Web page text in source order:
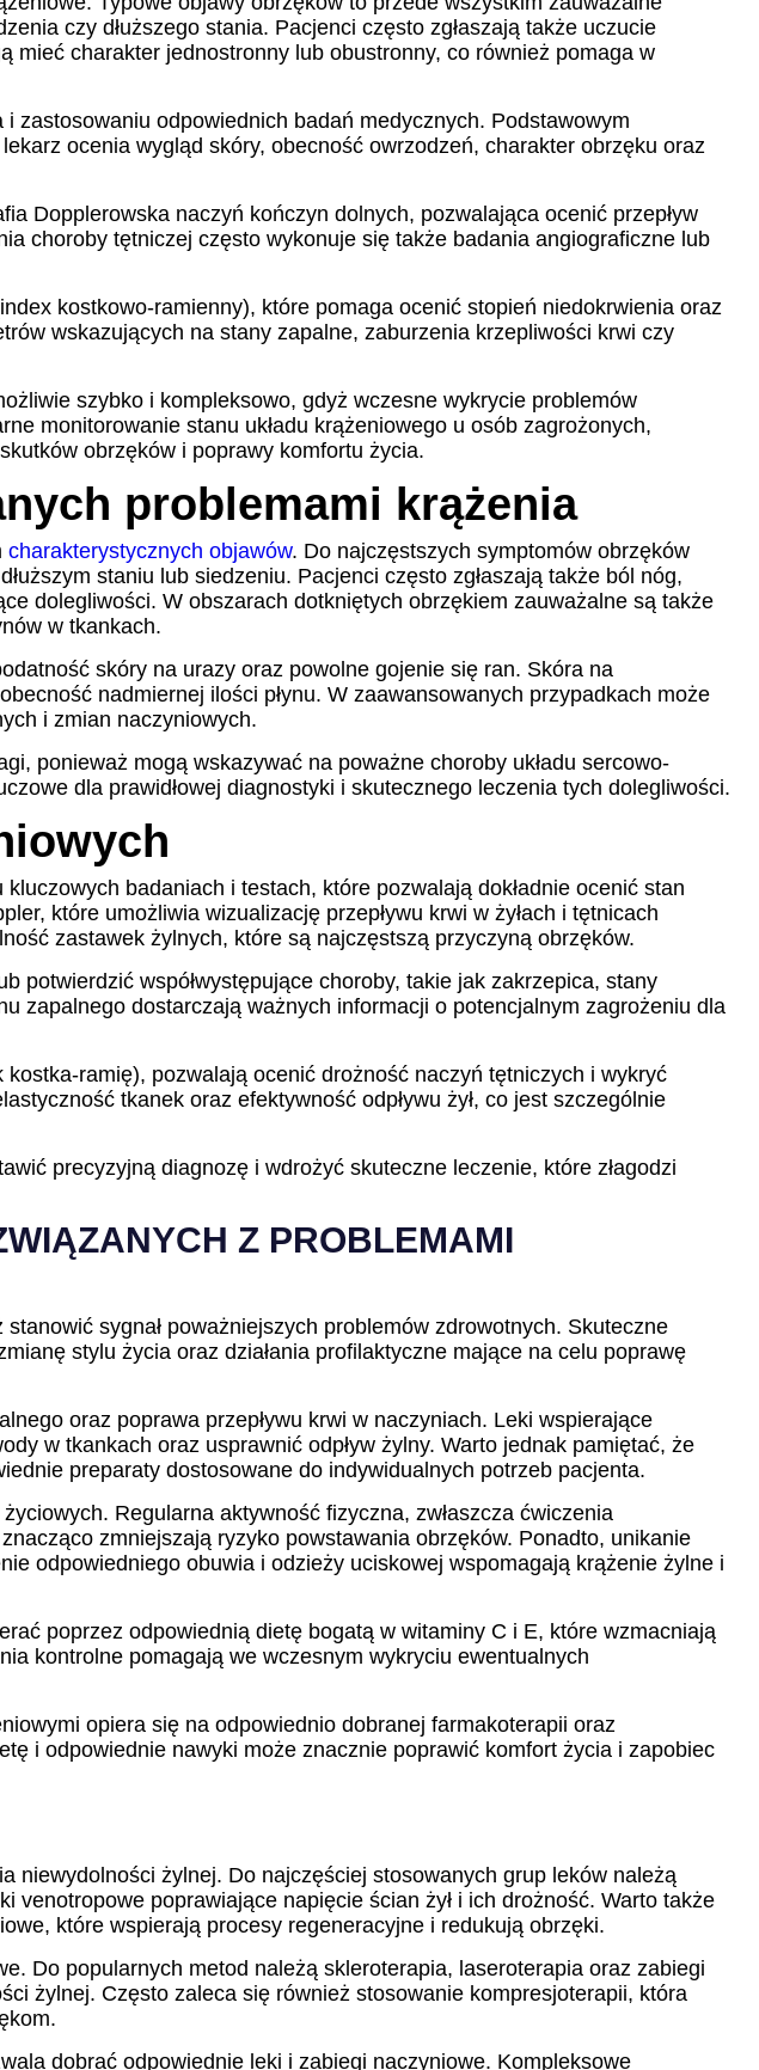
czy dłuższego stania. Pacjenci często zgłaszają także uczucie
mieć charakter jednostronny lub obustronny, co również pomaga w
zastosowaniu odpowiednich badań medycznych. Podstawowym
ocenia wygląd skóry, obecność owrzodzeń, charakter obrzęku oraz
Dopplerowska naczyń kończyn dolnych, pozwalająca ocenić przepływ
choroby tętniczej często wykonuje się także badania angiograficzne lub
kostkowo-ramienny), które pomaga ocenić stopień niedokrwienia oraz
wskazujących na stany zapalne, zaburzenia krzepliwości krwi czy
szybko i kompleksowo, gdyż wczesne wykrycie problemów
monitorowanie stanu układu krążeniowego u osób zagrożonych,
obrzęków i poprawy komfortu życia.
problemami krążenia
charakterystycznych objawów. Do najczęstszych symptomów obrzęków
staniu lub siedzeniu. Pacjenci często zgłaszają także ból nóg,
dolegliwości. W obszarach dotkniętych obrzękiem zauważalne są także
w tkankach.
skóry na urazy oraz powolne gojenie się ran. Skóra na
nadmiernej ilości płynu. W zaawansowanych przypadkach może
i zmian naczyniowych.
ponieważ mogą wskazywać na poważne choroby układu sercowo-
dla prawidłowej diagnostyki i skutecznego leczenia tych dolegliwości.
badaniach i testach, które pozwalają dokładnie ocenić stan
które umożliwia wizualizację przepływu krwi w żyłach i tętnicach
zastawek żylnych, które są najczęstszą przyczyną obrzęków.
potwierdzić współwystępujące choroby, takie jak zakrzepica, stany
zapalnego dostarczają ważnych informacji o potencjalnym zagrożeniu dla
ramię), pozwalają ocenić drożność naczyń tętniczych i wykryć
tkanek oraz efektywność odpływu żył, co jest szczególnie
precyzyjną diagnozę i wdrożyć skuteczne leczenie, które złagodzi
Z PROBLEMAMI
sygnał poważniejszych problemów zdrowotnych. Skuteczne
stylu życia oraz działania profilaktyczne mające na celu poprawę
oraz poprawa przepływu krwi w naczyniach. Leki wspierające
w tkankach oraz usprawnić odpływ żylny. Warto jednak pamiętać, że
preparaty dostosowane do indywidualnych potrzeb pacjenta.
Regularna aktywność fizyczna, zwłaszcza ćwiczenia
zmniejszają ryzyko powstawania obrzęków. Ponadto, unikanie
odpowiedniego obuwia i odzieży uciskowej wspomagają krążenie żylne i
poprzez odpowiednią dietę bogatą w witaminy C i E, które wzmacniają
kontrolne pomagają we wczesnym wykryciu ewentualnych
opiera się na odpowiednio dobranej farmakoterapii oraz
i odpowiednie nawyki może znacznie poprawić komfort życia i zapobiec
niewydolności żylnej. Do najczęściej stosowanych grup leków należą
poprawiające napięcie ścian żył i ich drożność. Warto także
które wspierają procesy regeneracyjne i redukują obrzęki.
Do popularnych metod należą skleroterapia, laseroterapia oraz zabiegi
żylnej. Często zaleca się również stosowanie kompresjoterapii, która
dobrać odpowiednie leki i zabiegi naczyniowe. Kompleksowe